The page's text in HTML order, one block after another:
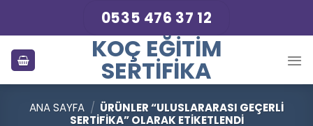
0535 476 37 12
KOÇ EĞITIM
SERTIFIKA
ANA SAYFA / ÜRÜNLER “ULUSLARARASI GEÇERLI
SERTIFIKA” OLARAK ETIKETLENDI